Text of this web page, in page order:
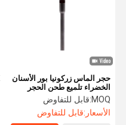
حجر الماس زركونيا بور الأسنان
الخضراء تلميع طحن الحجر
MOQ: قابل للتفاوض
الأسعار:قابل للتفاوض